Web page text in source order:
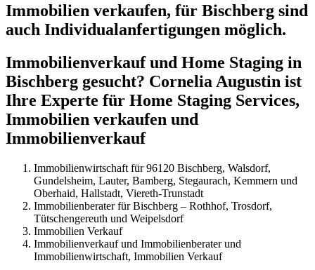
Immobilien verkaufen, für Bischberg sind
auch Individualanfertigungen möglich.
Immobilienverkauf und Home Staging in
Bischberg gesucht? Cornelia Augustin ist
Ihre Experte für Home Staging Services,
Immobilien verkaufen und
Immobilienverkauf
Immobilienwirtschaft für 96120 Bischberg, Walsdorf,
Gundelsheim, Lauter, Bamberg, Stegaurach, Kemmern und
Oberhaid, Hallstadt, Viereth-Trunstadt
Immobilienberater für Bischberg – Rothhof, Trosdorf,
Tütschengereuth und Weipelsdorf
Immobilien Verkauf
Immobilienverkauf und Immobilienberater und
Immobilienwirtschaft, Immobilien Verkauf